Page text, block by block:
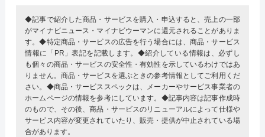
◆記事で紹介した商品・サービスを購入・申込すると、売上の一部
がマイナビニュース・マイナビウーマンに還元されることがありま
す。◆特定商品・サービスの広告を行う場合には、商品・サービス
情報に「PR」表記を記載します。◆紹介している情報は、必ずし
も個々の商品・サービスの安全性・有効性を示しているわけではあ
りません。商品・サービスを選ぶときの参考情報としてご利用くだ
さい。◆商品・サービススペックは、メーカーやサービス事業者の
ホームページの情報を参考にしています。◆記事内容は記事作成時
のもので、その後、商品・サービスのリニューアルによって仕様や
サービス内容が変更されていたり、販売・提供が中止されている場
合があります。